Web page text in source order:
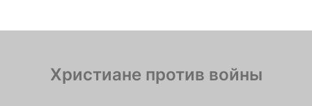
Христиане против войны